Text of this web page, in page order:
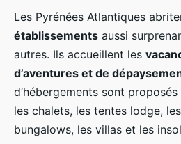
Les Pyrénées Atlantiques
établissements aussi
autres. Ils accueillent les
d’aventures et de
d’hébergements sont
les chalets, les tentes lodge,
bungalows, les villas et les